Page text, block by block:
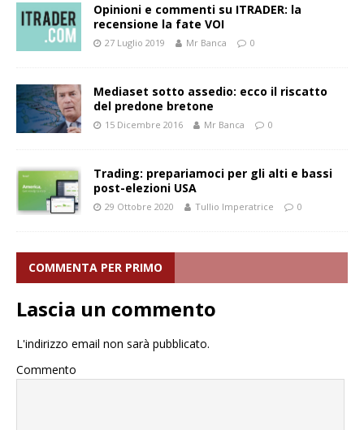
Opinioni e commenti su ITRADER: la
recensione la fate VOI
27 Luglio 2019 Mr Banca 0
Mediaset sotto assedio: ecco il riscatto
del predone bretone
15 Dicembre 2016 Mr Banca 0
Trading: prepariamoci per gli alti e bassi
post-elezioni USA
29 Ottobre 2020 Tullio Imperatrice 0
COMMENTA PER PRIMO
Lascia un commento
L'indirizzo email non sarà pubblicato.
Commento